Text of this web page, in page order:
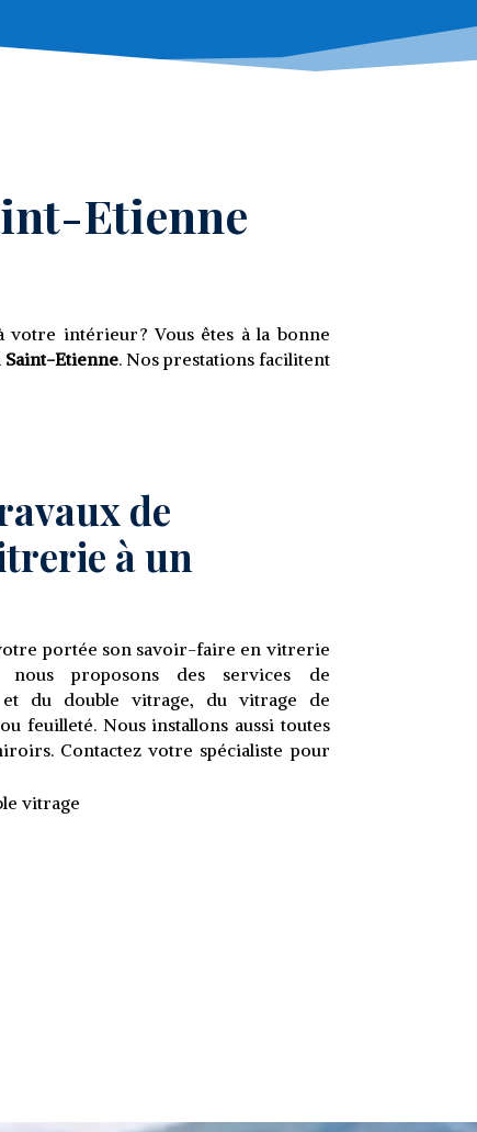
Etienne
intérieur ? Vous êtes à la bonne
Saint-Etienne. Nos prestations facilitent
de
à un
portée son savoir-faire en vitrerie
proposons des services de
et du double vitrage, du vitrage de
feuilleté. Nous installons aussi toutes
Contactez votre spécialiste pour
vitrage